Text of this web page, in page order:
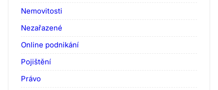
Nemovitosti
Nezařazené
Online podnikání
Pojištění
Právo